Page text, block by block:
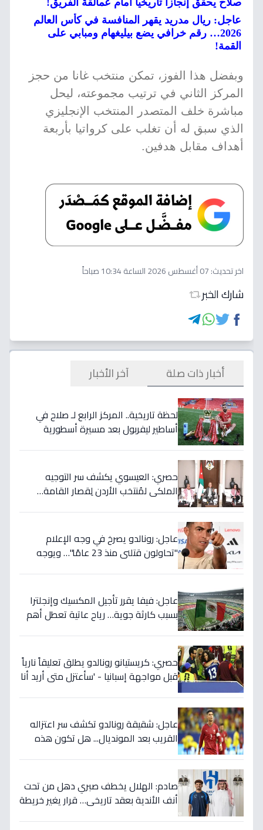
صلاح يحقق إنجازاً تاريخياً أمام عمالقة الفريق!
عاجل: ريال مدريد يقهر المنافسة في كأس العالم
2026… رقم خرافي يضع بيليغهام ومبابي على
القمة!
وبفضل هذا الفوز، تمكن منتخب غانا من حجز
المركز الثاني في ترتيب مجموعته، ليحل
مباشرة خلف المتصدر المنتخب الإنجليزي
الذي سبق له أن تغلب على كرواتيا بأربعة
أهداف مقابل هدفين.
اخر تحديث:07 أغسطس 2026 الساعة 10:34 صباحاً
شارك الخبر
أخبار ذات صلة آخر الأخبار
لحظة تاريخية.. المركز الرابع لـ صلاح في
أساطير ليفربول بعد مسيرة أسطورية
حصري: العيسوي يكشف سر التوجيه
الملكي لمُنتخب الأردن لِقصار القامة…
عاجل: رونالدو يصرخ في وجه الإعلام
"تحاولون قتلني منذ 23 عامًا"… ويوجه
عاجل: فيفا يقرر تأجيل المكسيك وإنجلترا
بسبب كارثة جوية… رياح عاتية تعطل أهم
حصري: كريستيانو رونالدو يطلق تعليقاً نارياً
قبل مواجهة إسبانيا - 'سأعتزل متى أريد أنا
عاجل: شقيقة رونالدو تكشف سر اعتزاله
القريب بعد المونديال... هل تكون هذه
صادم: الهلال يخطف صبري دهل من تحت
أنف الأندية بعقد تاريخي… قرار يغير خريطة